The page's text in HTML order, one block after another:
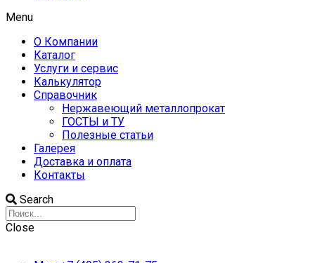
Menu
О Компании
Каталог
Услуги и сервис
Калькулятор
Справочник
Нержавеющий металлопрокат
ГОСТЫ и ТУ
Полезные статьи
Галерея
Доставка и оплата
Контакты
Search
Close